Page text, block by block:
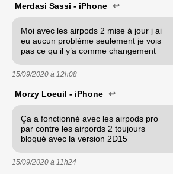
Merdasi Sassi - iPhone ↩
Moi avec les airpods 2 mise à jour j ai
eu aucun problème seulement je vois
pas ce qu il y’a comme changement
15/09/2020 à 12h08
Morzy Loeuil - iPhone ↩
Ça a fonctionné avec les airpods pro
par contre les airpords 2 toujours
bloqué avec la version 2D15
15/09/2020 à 11h24